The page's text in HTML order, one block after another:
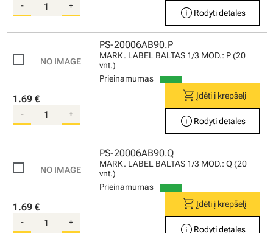
- + info Rodyti detales
PS-20006AB90.P
MARK. LABEL BALTAS 1/3 MOD.: P (20
vnt.)
Prieinamumas
1.69 €
- +
shopping_cartĮdėti į krepšelį
info Rodyti detales
PS-20006AB90.Q
MARK. LABEL BALTAS 1/3 MOD.: Q (20
vnt.)
Prieinamumas
1.69 €
- +
shopping_cartĮdėti į krepšelį
info Rodyti detales